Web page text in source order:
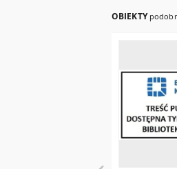
OBIEKTY